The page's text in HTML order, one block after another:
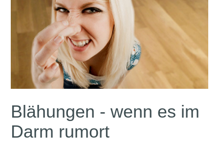
Blähungen - wenn es im
Darm rumort